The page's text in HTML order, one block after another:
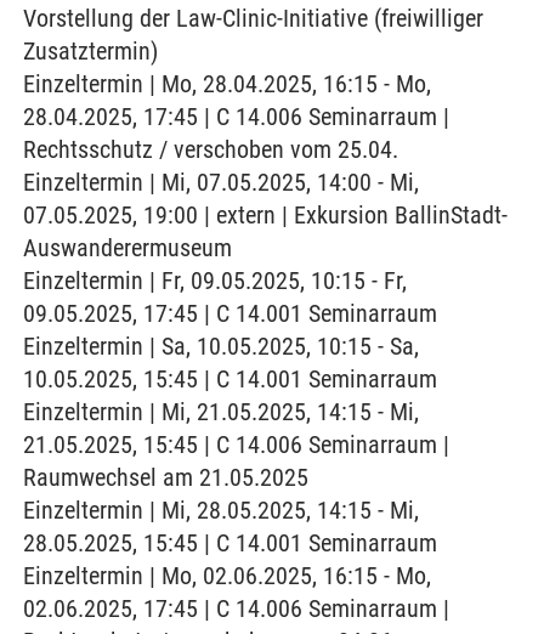
Vorstellung der Law-Clinic-Initiative (freiwilliger
Zusatztermin)
Einzeltermin | Mo, 28.04.2025, 16:15 - Mo,
28.04.2025, 17:45 | C 14.006 Seminarraum |
Rechtsschutz / verschoben vom 25.04.
Einzeltermin | Mi, 07.05.2025, 14:00 - Mi,
07.05.2025, 19:00 | extern | Exkursion BallinStadt-
Auswanderermuseum
Einzeltermin | Fr, 09.05.2025, 10:15 - Fr,
09.05.2025, 17:45 | C 14.001 Seminarraum
Einzeltermin | Sa, 10.05.2025, 10:15 - Sa,
10.05.2025, 15:45 | C 14.001 Seminarraum
Einzeltermin | Mi, 21.05.2025, 14:15 - Mi,
21.05.2025, 15:45 | C 14.006 Seminarraum |
Raumwechsel am 21.05.2025
Einzeltermin | Mi, 28.05.2025, 14:15 - Mi,
28.05.2025, 15:45 | C 14.001 Seminarraum
Einzeltermin | Mo, 02.06.2025, 16:15 - Mo,
02.06.2025, 17:45 | C 14.006 Seminarraum |